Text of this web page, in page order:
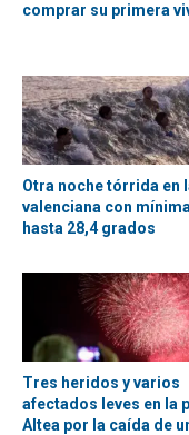
comprar su primera
Otra noche tórrida en
valenciana con
hasta 28,4 grados
Tres heridos y varios
afectados leves en la
Altea por la caída de